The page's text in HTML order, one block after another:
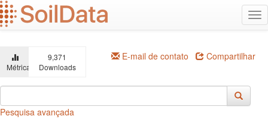
Ir
para
o
principal
Métricas
9,371
Downloads
E-mail de contato Compartilhar
Pesquisa avançada